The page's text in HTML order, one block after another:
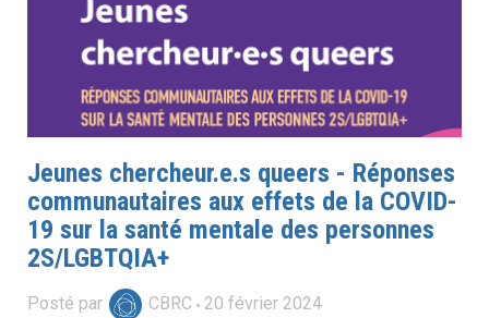
Jeunes chercheur.e.s queers - Réponses
communautaires aux effets de la COVID-
19 sur la santé mentale des personnes
2S/LGBTQIA+
Posté par CBRC 20 février 2024